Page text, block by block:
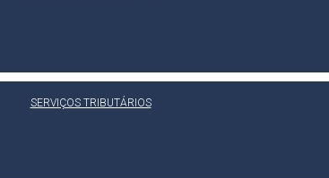
SERVIÇOS TRIBUTÁRIOS